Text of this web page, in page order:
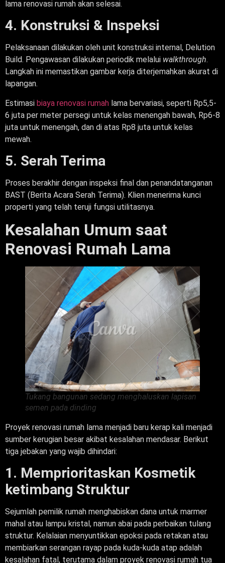
lama renovasi rumah akan selesai.
4. Konstruksi & Inspeksi
Pelaksanaan dilakukan oleh unit konstruksi internal, Delution
Build. Pengawasan dilakukan periodik melalui walkthrough.
Langkah ini memastikan gambar kerja diterjemahkan akurat di
lapangan.
Estimasi biaya renovasi rumah lama bervariasi, seperti Rp5,5-
6 juta per meter persegi untuk kelas menengah bawah, Rp6-8
juta untuk menengah, dan di atas Rp8 juta untuk kelas
mewah.
5. Serah Terima
Proses berakhir dengan inspeksi final dan penandatanganan
BAST (Berita Acara Serah Terima). Klien menerima kunci
properti yang telah teruji fungsi utilitasnya.
Kesalahan Umum saat
Renovasi Rumah Lama
Tukang bangunan sedang menghaluskan lapisan
semen pada dinding
Proyek renovasi rumah lama menjadi baru kerap kali menjadi
sumber kerugian besar akibat kesalahan mendasar. Berikut
tiga jebakan yang wajib dihindari:
1. Memprioritaskan Kosmetik
ketimbang Struktur
Sejumlah pemilik rumah menghabiskan dana untuk marmer
mahal atau lampu kristal, namun abai pada perbaikan tulang
struktur. Kelalaian menyuntikkan epoksi pada retakan atau
membiarkan serangan rayap pada kuda-kuda atap adalah
kesalahan fatal, terutama dalam proyek renovasi rumah tua